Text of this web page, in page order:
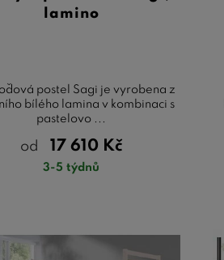
lamino
postel Sagi je vyrobena z
bílého lamina v kombinaci s
pastelovo ...
od 17 610 Kč
3-5 týdnů